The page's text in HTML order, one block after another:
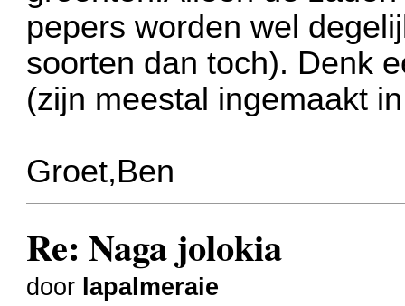
pepers worden wel
soorten dan toch). Denk
(zijn meestal ingemaakt
Groet,Ben
Re: Naga jolokia
door lapalmeraie